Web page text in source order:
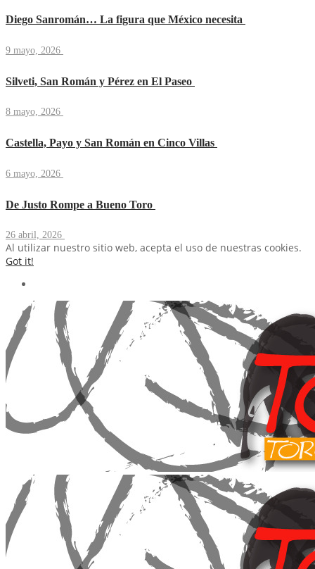
Diego Sanromán… La figura que México necesita
9 mayo, 2026
Silveti, San Román y Pérez en El Paseo
8 mayo, 2026
Castella, Payo y San Román en Cinco Villas
6 mayo, 2026
De Justo Rompe a Bueno Toro
26 abril, 2026
Al utilizar nuestro sitio web, acepta el uso de nuestras cookies.
Got it!